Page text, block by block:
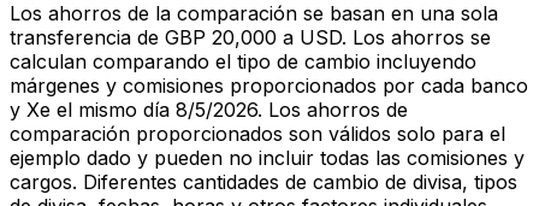
Los ahorros de la comparación se basan en una sola
transferencia de GBP 20,000 a USD. Los ahorros se
calculan comparando el tipo de cambio incluyendo
márgenes y comisiones proporcionados por cada banco
y Xe el mismo día 8/5/2026. Los ahorros de
comparación proporcionados son válidos solo para el
ejemplo dado y pueden no incluir todas las comisiones y
cargos. Diferentes cantidades de cambio de divisa, tipos